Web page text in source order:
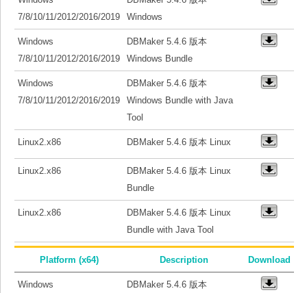
7/8/10/11/2012/2016/2019
Windows
Windows
7/8/10/11/2012/2016/2019
DBMaker 5.4.6 版本
Windows Bundle
Windows
7/8/10/11/2012/2016/2019
DBMaker 5.4.6 版本
Windows Bundle with Java
Tool
Linux2.x86 DBMaker 5.4.6 版本 Linux
Linux2.x86
DBMaker 5.4.6 版本 Linux
Bundle
Linux2.x86
DBMaker 5.4.6 版本 Linux
Bundle with Java Tool
Platform (x64) Description Download
Windows
DBMaker 5.4.6 版本